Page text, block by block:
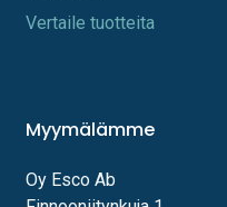
Vertaile tuotteita
Myymälämme
Oy Esco Ab